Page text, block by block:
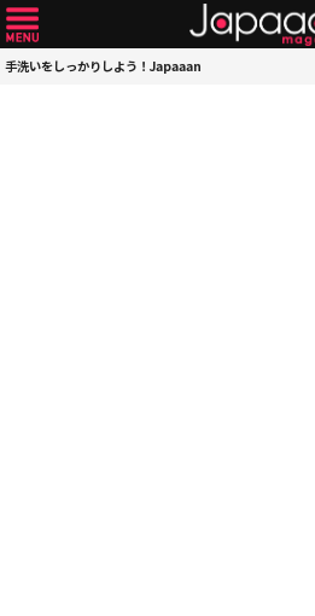
手洗いをしっかりしよう！Japaaan